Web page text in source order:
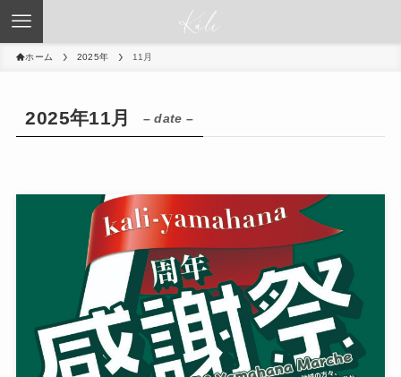
ホーム 2025年 11月
2025年11月 – date –